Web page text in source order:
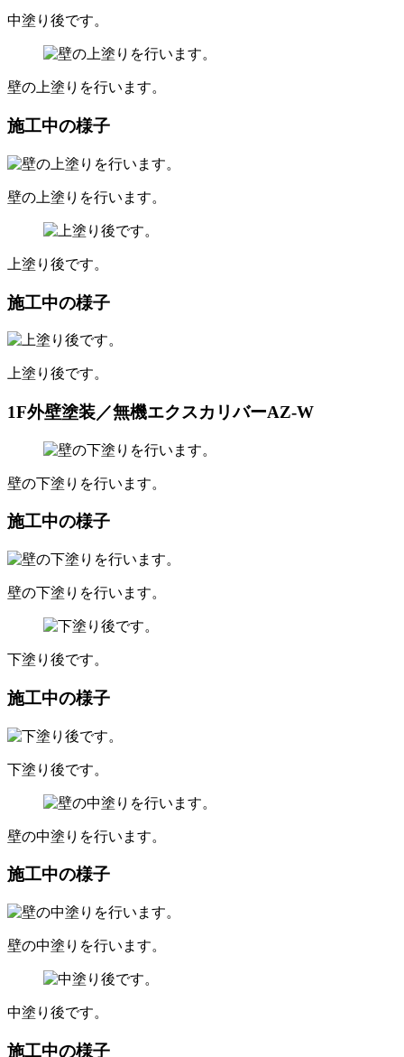
中塗り後です。
壁の上塗りを行います。
施工中の様子
壁の上塗りを行います。
上塗り後です。
施工中の様子
上塗り後です。
1F外壁塗装／無機エクスカリバーAZ-W
壁の下塗りを行います。
施工中の様子
壁の下塗りを行います。
下塗り後です。
施工中の様子
下塗り後です。
壁の中塗りを行います。
施工中の様子
壁の中塗りを行います。
中塗り後です。
施工中の様子